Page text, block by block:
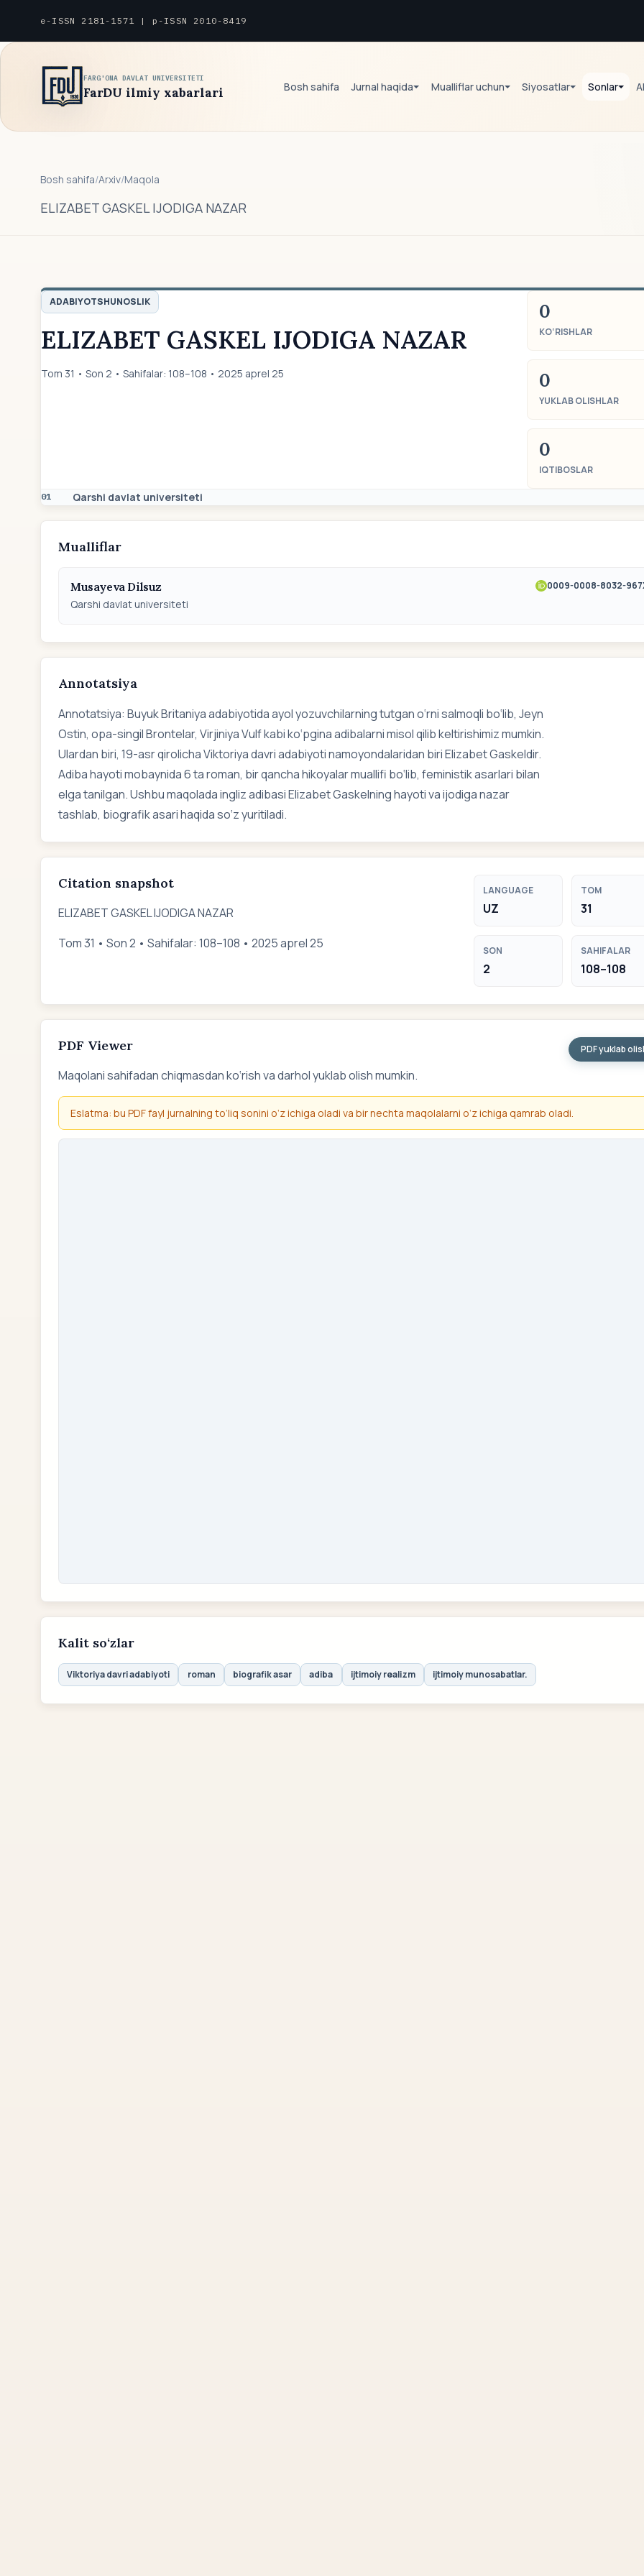
e-ISSN 2181-1571 | p-ISSN 2010-8419
FARG'ONA DAVLAT UNIVERSITETI
FarDU ilmiy xabarlari Bosh sahifa Jurnal haqida Mualliflar uchun Siyosatlar Sonlar
Bosh sahifa/Arxiv/Maqola
ELIZABET GASKEL IJODIGA NAZAR
ADABIYOTSHUNOSLIK
ELIZABET GASKEL IJODIGA NAZAR
Tom 31 • Son 2 • Sahifalar: 108–108 • 2025 aprel 25
0
KO‘RISHLAR
0
YUKLAB OLISHLAR
0
IQTIBOSLAR
01 Qarshi davlat universiteti
Mualliflar
Musayeva Dilsuz
Qarshi davlat universiteti
0009-0008-8032-
Annotatsiya
Annotatsiya: Buyuk Britaniya adabiyotida ayol yozuvchilarning tutgan o‘rni salmoqli bo‘lib, Jeyn
Ostin, opa-singil Brontelar, Virjiniya Vulf kabi ko‘pgina adibalarni misol qilib keltirishimiz mumkin.
Ulardan biri, 19-asr qirolicha Viktoriya davri adabiyoti namoyondalaridan biri Elizabet Gaskeldir.
Adiba hayoti mobaynida 6 ta roman, bir qancha hikoyalar muallifi bo‘lib, feministik asarlari bilan
elga tanilgan. Ushbu maqolada ingliz adibasi Elizabet Gaskelning hayoti va ijodiga nazar
tashlab, biografik asari haqida so‘z yuritiladi.
Citation snapshot
ELIZABET GASKEL IJODIGA NAZAR
Tom 31 • Son 2 • Sahifalar: 108–108 • 2025 aprel 25
LANGUAGE
UZ
TOM
31
SON
2
SAHIFALAR
108–108
PDF Viewer
Maqolani sahifadan chiqmasdan ko‘rish va darhol yuklab olish mumkin.
PDF yuklab
Eslatma: bu PDF fayl jurnalning to‘liq sonini o‘z ichiga oladi va bir nechta maqolalarni o‘z ichiga qamrab oladi.
Kalit so‘zlar
Viktoriya davri adabiyoti roman biografik asar adiba ijtimoiy realizm ijtimoiy munosabatlar.